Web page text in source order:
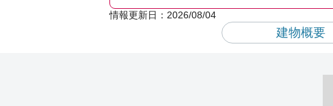
情報更新日： 2026/08/04
建物概要